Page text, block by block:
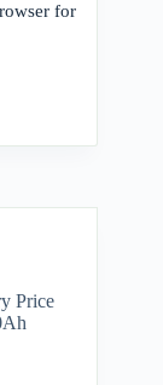
for
Price​